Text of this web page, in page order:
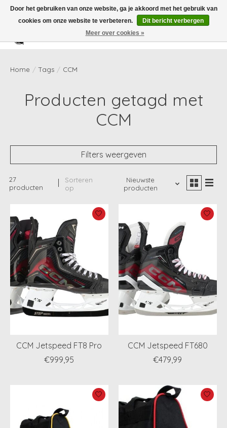
Verlanglijst
Home / Tags / CCM
Producten getagd met
CCM
Filters weergeven
27
producten
Sorteren
op
Nieuwste
producten
CCM Jetspeed FT8 Pro
€999,95
CCM Jetspeed FT680
€479,99
Door het gebruiken van onze website, ga je akkoord met het gebruik van
cookies om onze website te verbeteren.
Dit bericht verbergen
Meer over cookies »